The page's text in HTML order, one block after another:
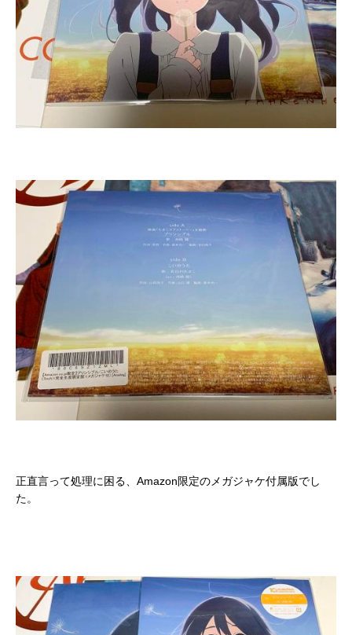
正直言って処理に困る、Amazon限定のメガジャケ付属版でし
た。